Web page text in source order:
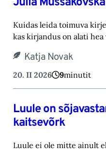
Kuidas leida toimuva
kas kirjandus on alati hea
Katja Novak
20. II 2026 9minutit
Luule on
kaitsevõrk
Luule ei ole mitte ainult